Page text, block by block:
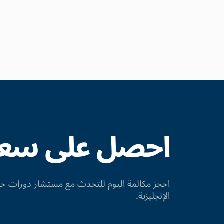
احصل على
احجز مكالمة اليوم للتحدث مع مستشار
الإنجليزية.